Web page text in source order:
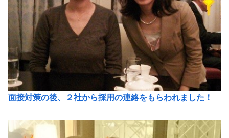
面接対策の後、２社から採用の連絡をもらわれました！